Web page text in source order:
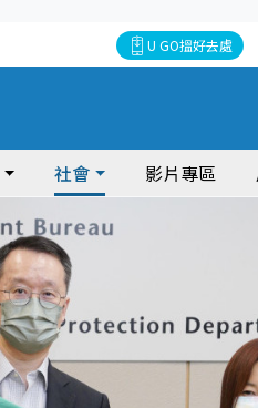
U GO搵好去處
社會 影片專區